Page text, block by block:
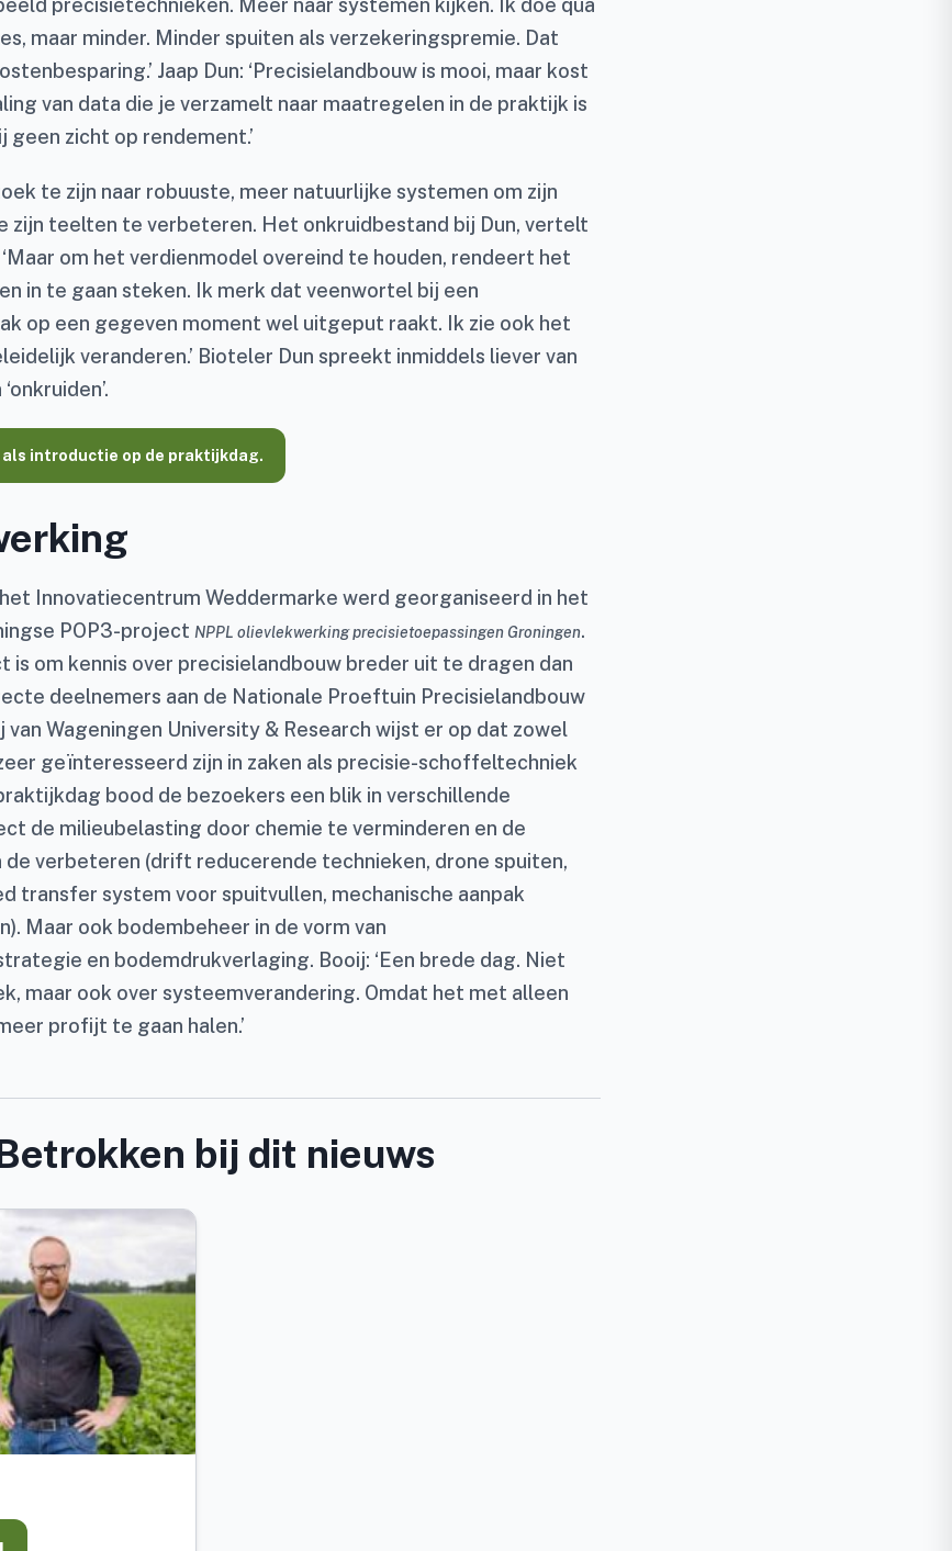
precisietechnieken. Meer naar systemen kijken. Ik doe qua
maar minder. Minder spuiten als verzekeringspremie. Dat
Jaap Dun: ‘Precisielandbouw is mooi, maar kost
van data die je verzamelt naar maatregelen in de praktijk is
geen zicht op rendement.’
te zijn naar robuuste, meer natuurlijke systemen om zijn
zijn teelten te verbeteren. Het onkruidbestand bij Dun, vertelt
om het verdienmodel overeind te houden, rendeert het
in te gaan steken. Ik merk dat veenwortel bij een
op een gegeven moment wel uitgeput raakt. Ik zie ook het
veranderen.’ Bioteler Dun spreekt inmiddels liever van
als introductie op de praktijkdag.
Innovatiecentrum Weddermarke werd georganiseerd in het
POP3-project NPPL olievlekwerking precisietoepassingen Groningen.
is om kennis over precisielandbouw breder uit te dragen dan
deelnemers aan de Nationale Proeftuin Precisielandbouw
van Wageningen University & Research wijst er op dat zowel
geïnteresseerd zijn in zaken als precisie-schoffeltechniek
bood de bezoekers een blik in verschillende
de milieubelasting door chemie te verminderen en de
verbeteren (drift reducerende technieken, drone spuiten,
transfer system voor spuitvullen, mechanische aanpak
Maar ook bodembeheer in de vorm van
en bodemdrukverlaging. Booij: ‘Een brede dag. Niet
maar ook over systeemverandering. Omdat het met alleen
profijt te gaan halen.’
bij dit nieuws